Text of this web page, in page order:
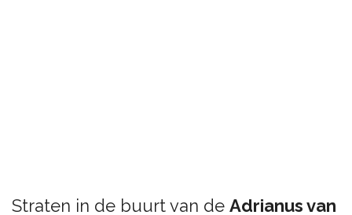
Straten in de buurt van de Adrianus van